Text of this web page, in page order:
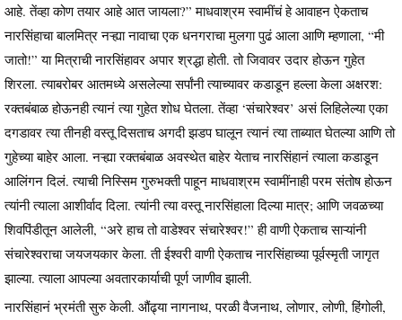
आहे. तेंव्हा कोण तयार आहे आत जायला?” माधवाश्रम स्वामींचं हे आवाहन ऐकताच
नारसिंहाचा बालमित्र नऱ्ह्या नावाचा एक धनगराचा मुलगा पुढं आला आणि म्हणाला, “मी
जातो!” या मित्राची नारसिंहावर अपार श्रद्धा होती. तो जिवावर उदार होऊन गुहेत
शिरला. त्याबरोबर आतमध्ये असलेल्या सर्पांनी त्याच्यावर कडाडून हल्ला केला अक्षरश:
रक्तबंबाळ होऊनही त्यानं त्या गुहेत शोध घेतला. तेंव्हा ‘संचारेश्वर’ असं लिहिलेल्या एका
दगडावर त्या तीनही वस्तू दिसताच अगदी झडप घालून त्यानं त्या ताब्यात घेतल्या आणि तो
गुहेच्या बाहेर आला. नऱ्ह्या रक्तबंबाळ अवस्थेत बाहेर येताच नारसिंहानं त्याला कडाडून
आलिंगन दिलं. त्याची निस्सिम गुरुभक्ती पाहून माधवाश्रम स्वामींनाही परम संतोष होऊन
त्यांनी त्याला आशीर्वाद दिला. त्यांनी त्या वस्तू नारसिंहाला दिल्या मात्र; आणि जवळच्या
शिवपिंडीतून आलेली, “अरे हाच तो वाडेश्वर संचारेश्वर!” ही वाणी ऐकताच साऱ्यांनी
संचारेश्वराचा जयजयकार केला. ती ईश्वरी वाणी ऐकताच नारसिंहाच्या पूर्वस्मृती जागृत
झाल्या. त्याला आपल्या अवतारकार्याची पूर्ण जाणीव झाली.
नारसिंहानं भ्रमंती सुरु केली. औंढ्या नागनाथ, परळी वैजनाथ, लोणार, लोणी, हिंगोली,